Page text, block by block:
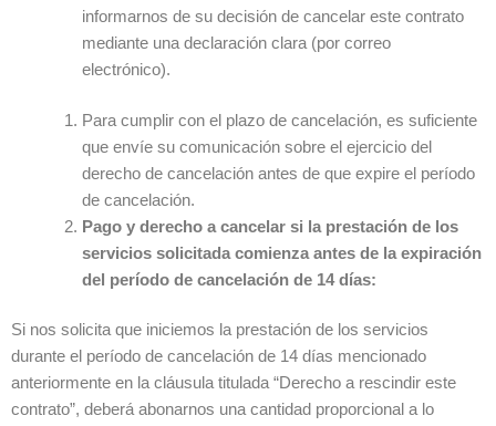
informarnos de su decisión de cancelar este contrato
mediante una declaración clara (por correo
electrónico).
Para cumplir con el plazo de cancelación, es suficiente
que envíe su comunicación sobre el ejercicio del
derecho de cancelación antes de que expire el período
de cancelación.
Pago y derecho a cancelar si la prestación de los
servicios solicitada comienza antes de la expiración
del período de cancelación de 14 días:
Si nos solicita que iniciemos la prestación de los servicios
durante el período de cancelación de 14 días mencionado
anteriormente en la cláusula titulada “Derecho a rescindir este
contrato”, deberá abonarnos una cantidad proporcional a lo